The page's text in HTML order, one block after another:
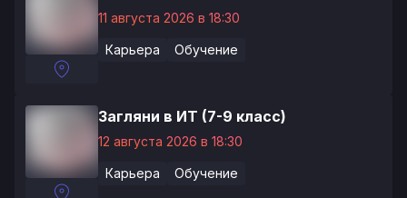
11 августа 2026 в 18:30
Карьера Обучение
Загляни в ИТ (7-9 класс)
12 августа 2026 в 18:30
Карьера Обучение